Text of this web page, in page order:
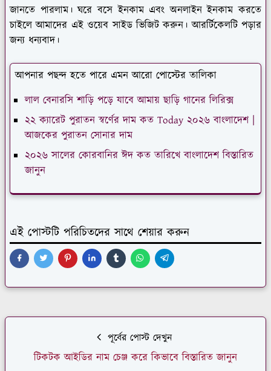
জানতে পারলাম। ঘরে বসে ইনকাম এবং অনলাইন ইনকাম করতে
চাইলে আমাদের এই ওয়েব সাইড ভিজিট করুন। আরর্টিকেলটি পড়ার
জন্য ধন্যবাদ।
আপনার পছন্দ হতে পারে এমন আরো পোস্টের তালিকা
লাল বেনারসি শাড়ি পড়ে যাবে আমায় ছাড়ি গানের লিরিক্স
২২ ক্যারেট পুরাতন স্বর্ণের দাম কত Today ২০২৬ বাংলাদেশ |
আজকের পুরাতন সোনার দাম
২০২৬ সালের কোরবানির ঈদ কত তারিখে বাংলাদেশ বিস্তারিত
জানুন
এই পোস্টটি পরিচিতদের সাথে শেয়ার করুন
পূর্বের পোস্ট দেখুন
টিকটক আইডির নাম চেঞ্জ করে কিভাবে বিস্তারিত জানুন